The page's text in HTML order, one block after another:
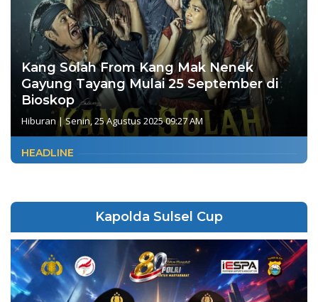
Kang Solah From Kang Mak Nenek
Gayung Tayang Mulai 25 September di
Bioskop
Hiburan|Senin, 25 Agustus 2025 09:27 AM
HEADLINE
Kapolda Sulsel Cup